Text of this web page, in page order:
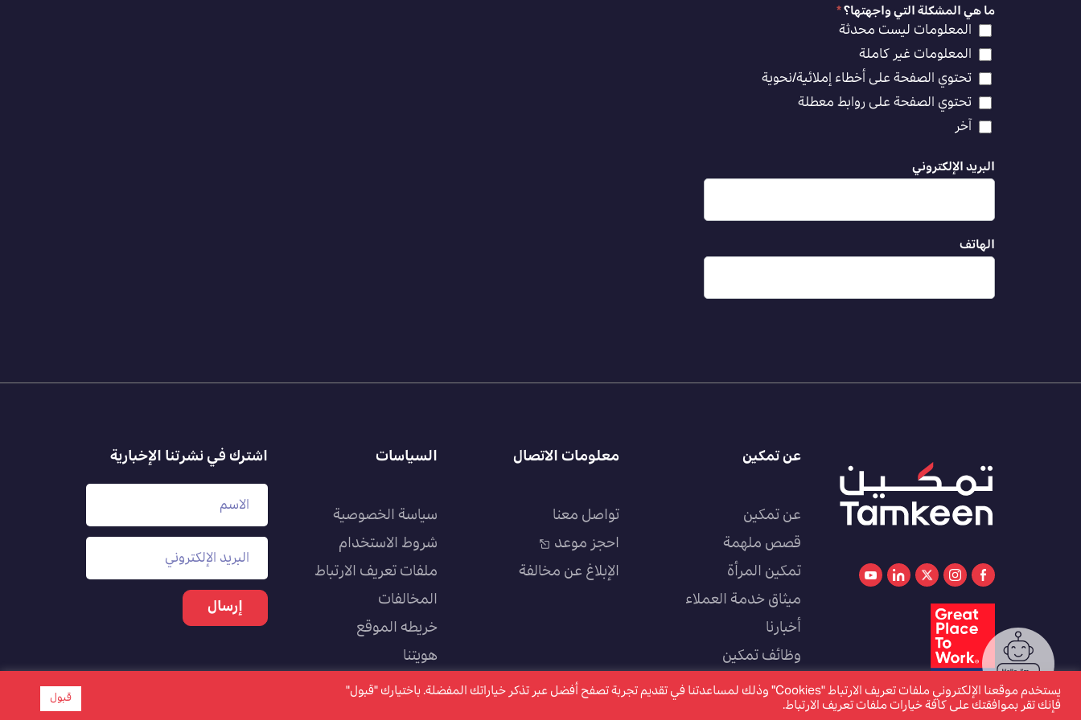
ما هي المشكلة التي واجهتها؟*
المعلومات ليست محدثة
المعلومات غير كاملة
تحتوي الصفحة على أخطاء إملائية/نحوية
تحتوي الصفحة على روابط معطلة
آخر
البريد الإلكتروني
الهاتف
عن تمكين
عن تمكين
قصص ملهمة
تمكين المرأة
ميثاق خدمة العملاء
أخبارنا
وظائف تمكين
كوادر
معلومات الاتصال
تواصل معنا
احجز موعد
الإبلاغ عن مخالفة
السياسات
سياسة الخصوصية
شروط الاستخدام
ملفات تعريف الارتباط
المخالفات
خريطه الموقع
هويتنا
سياسة الجودة
اشترك في نشرتنا الإخبارية
يستخدم موقعنا الإلكتروني ملفات تعريف الارتباط "Cookies" وذلك لمساعدتنا في تقديم تجربة تصفح أفضل عبر تذكر خياراتك المفضلة. باختيارك "قبول"
فإنك تقر بموافقتك على كافة خيارات ملفات تعريف الارتباط. قبول